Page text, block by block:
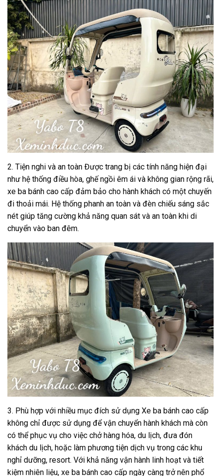
2. Tiện nghi và an toàn Được trang bị các tính năng hiện đại
như hệ thống điều hòa, ghế ngồi êm ái và không gian rộng rãi,
xe ba bánh cao cấp đảm bảo cho hành khách có một chuyến
đi thoải mái. Hệ thống phanh an toàn và đèn chiếu sáng sắc
nét giúp tăng cường khả năng quan sát và an toàn khi di
chuyển vào ban đêm.
3. Phù hợp với nhiều mục đích sử dụng Xe ba bánh cao cấp
không chỉ được sử dụng để vận chuyển hành khách mà còn
có thể phục vụ cho việc chở hàng hóa, du lịch, đưa đón
khách du lịch, hoặc làm phương tiện dịch vụ trong các khu
nghỉ dưỡng, resort. Với khả năng vận hành linh hoạt và tiết
kiệm nhiên liệu, xe ba bánh cao cấp ngày càng trở nên phổ